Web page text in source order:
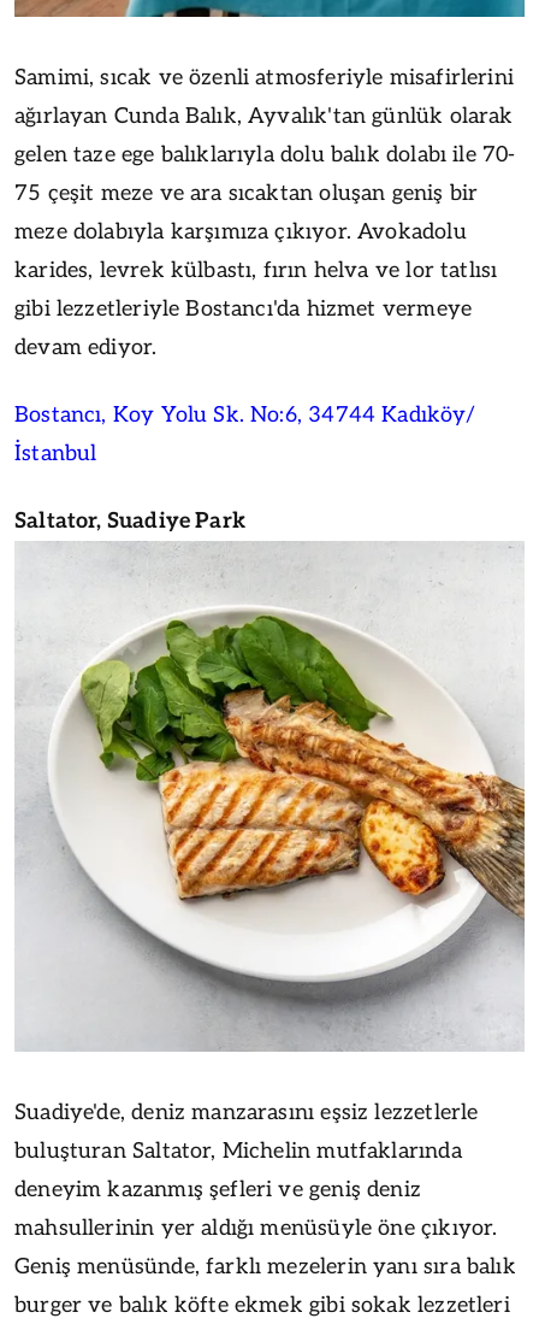
Samimi, sıcak ve özenli atmosferiyle misafirlerini
ağırlayan Cunda Balık, Ayvalık'tan günlük olarak
gelen taze ege balıklarıyla dolu balık dolabı ile 70-
75 çeşit meze ve ara sıcaktan oluşan geniş bir
meze dolabıyla karşımıza çıkıyor. Avokadolu
karides, levrek külbastı, fırın helva ve lor tatlısı
gibi lezzetleriyle Bostancı'da hizmet vermeye
devam ediyor.
Bostancı, Koy Yolu Sk. No:6, 34744 Kadıköy/
İstanbul
Saltator, Suadiye Park
Suadiye'de, deniz manzarasını eşsiz lezzetlerle
buluşturan Saltator, Michelin mutfaklarında
deneyim kazanmış şefleri ve geniş deniz
mahsullerinin yer aldığı menüsüyle öne çıkıyor.
Geniş menüsünde, farklı mezelerin yanı sıra balık
burger ve balık köfte ekmek gibi sokak lezzetleri